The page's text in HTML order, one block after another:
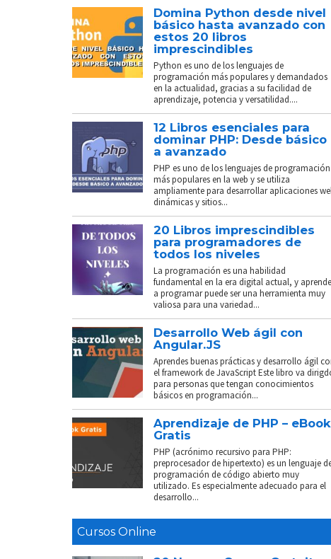
Domina Python desde nivel
básico hasta avanzado con
estos 20 libros
imprescindibles
Python es uno de los lenguajes de
programación más populares y demandados
en la actualidad, gracias a su facilidad de
aprendizaje, potencia y versatilidad....
12 Libros esenciales para
dominar PHP: Desde básico
a avanzado
PHP es uno de los lenguajes de programación
más populares en la web y se utiliza
ampliamente para desarrollar aplicaciones
dinámicas y sitios...
20 Libros imprescindibles
para programadores de
todos los niveles
La programación es una habilidad
fundamental en la era digital actual, y
a programar puede ser una herramienta muy
valiosa para una variedad...
Desarrollo Web ágil con
Angular.JS
Aprendes buenas prácticas y desarrollo ágil
el framework de JavaScript Este libro va
para personas que tengan conocimientos
básicos en programación...
Aprendizaje de PHP – eBook
Gratis
PHP (acrónimo recursivo para PHP:
preprocesador de hipertexto) es un lenguaje
programación de código abierto muy
utilizado. Es especialmente adecuado para el
desarrollo...
Cursos Online